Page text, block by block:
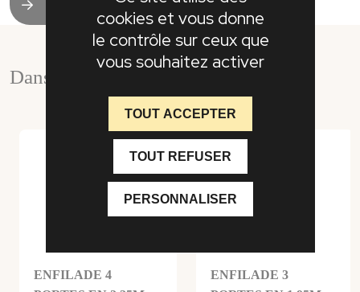
densité revêtus de placage chêne.
Pieds
: chêne massif.
Pour les meubles, tables et chaises, de légères différences
de tons peuvent exister suivant les séries.
L.: 55,5 – H.: 17,5 – P.: 41 – 9 kgs
Dans la même collection
ENFILADE 4
ENFILADE 3
cookies et vous donne
le contrôle sur ceux que
vous souhaitez activer
TOUT ACCEPTER
TOUT REFUSER
PERSONNALISER